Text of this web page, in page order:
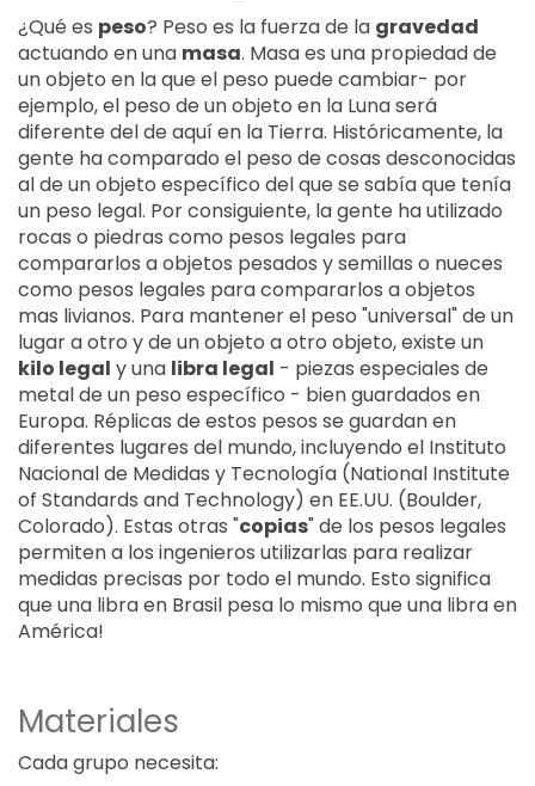
t
¿Qué es peso? Peso es la fuerza de la gravedad
actuando en una masa. Masa es una propiedad de
un objeto en la que el peso puede cambiar- por
ejemplo, el peso de un objeto en la Luna será
diferente del de aquí en la Tierra. Históricamente, la
gente ha comparado el peso de cosas desconocidas
al de un objeto específico del que se sabía que tenía
un peso legal. Por consiguiente, la gente ha utilizado
rocas o piedras como pesos legales para
compararlos a objetos pesados y semillas o nueces
como pesos legales para compararlos a objetos
mas livianos. Para mantener el peso "universal" de un
lugar a otro y de un objeto a otro objeto, existe un
kilo legal y una libra legal - piezas especiales de
metal de un peso específico - bien guardados en
Europa. Réplicas de estos pesos se guardan en
diferentes lugares del mundo, incluyendo el Instituto
Nacional de Medidas y Tecnología (National Institute
of Standards and Technology) en EE.UU. (Boulder,
Colorado). Estas otras "copias" de los pesos legales
permiten a los ingenieros utilizarlas para realizar
medidas precisas por todo el mundo. Esto significa
que una libra en Brasil pesa lo mismo que una libra en
América!
Materiales
Cada grupo necesita: